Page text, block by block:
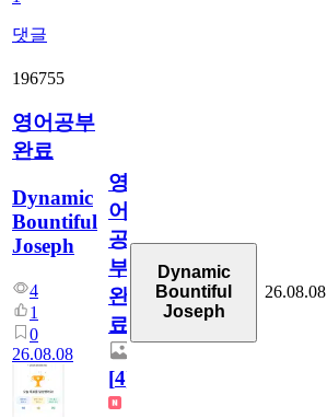
댓글
196755
영어공부
완료
Dynamic
Bountiful
Joseph
4
1
0
26.08.08
영
어
공
부
완
료
[4]
Dynamic
Bountiful
Joseph
26.08.08